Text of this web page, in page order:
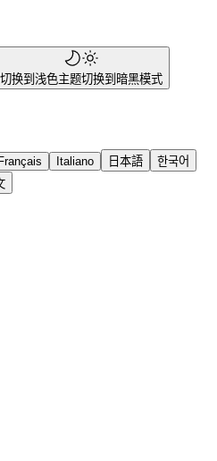
切换到浅色主题切换到暗黑模式
Français Italiano 日本語
한국어